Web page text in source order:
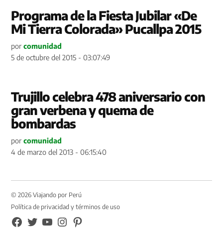
Programa de la Fiesta Jubilar «De
Mi Tierra Colorada» Pucallpa 2015
por comunidad
5 de octubre del 2015 - 03:07:49
Trujillo celebra 478 aniversario con
gran verbena y quema de
bombardas
por comunidad
4 de marzo del 2013 - 06:15:40
© 2026 Viajando por Perú
Política de privacidad y términos de uso
FB
TW YouTubeInstagramPinterest